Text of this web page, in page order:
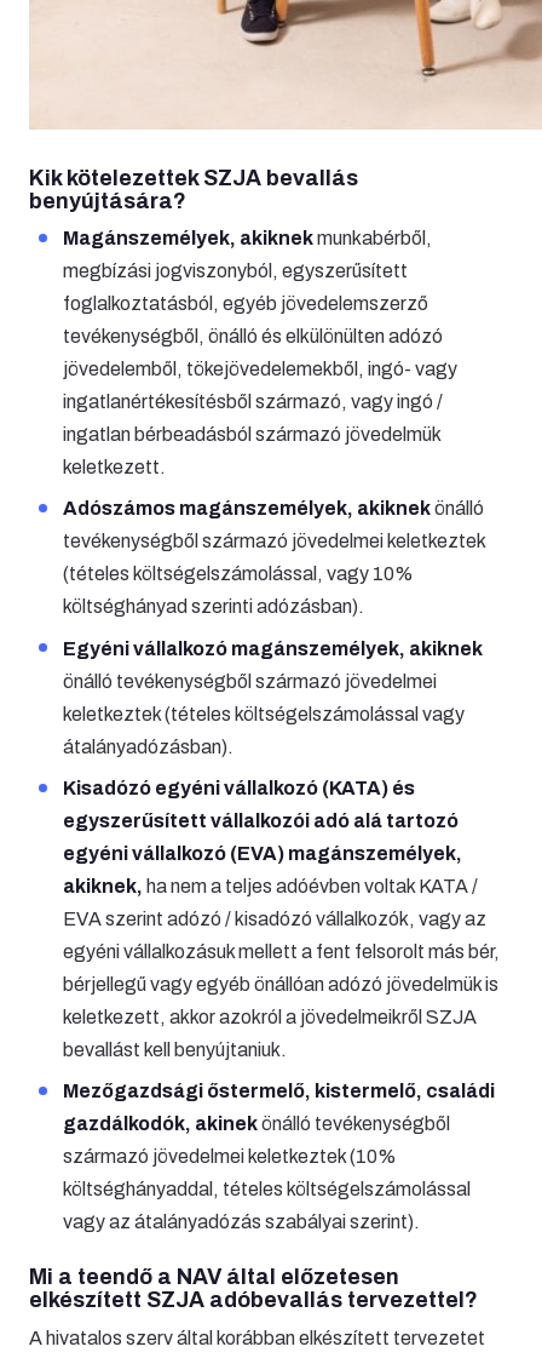
Kik kötelezettek SZJA bevallás
benyújtására?
Magánszemélyek, akiknekmunkabérből,
megbízási jogviszonyból, egyszerűsített
foglalkoztatásból, egyéb jövedelemszerző
tevékenységből, önálló és elkülönülten adózó
jövedelemből, tökejövedelemekből, ingó- vagy
ingatlanértékesítésből származó, vagy ingó /
ingatlan bérbeadásból származó jövedelmük
keletkezett.
Adószámos magánszemélyek, akiknekönálló
tevékenységből származó jövedelmei keletkeztek
(tételes költségelszámolással, vagy 10%
költséghányad szerinti adózásban).
Egyéni vállalkozó magánszemélyek, akiknek
önálló tevékenységből származó jövedelmei
keletkeztek (tételes költségelszámolással vagy
átalányadózásban).
Kisadózó egyéni vállalkozó (KATA) és
egyszerűsített vállalkozói adó alá tartozó
egyéni vállalkozó (EVA) magánszemélyek,
akiknek, ha nem a teljes adóévben voltak KATA /
EVA szerint adózó / kisadózó vállalkozók, vagy az
egyéni vállalkozásuk mellett a fent felsorolt más bér,
bérjellegű vagy egyéb önállóan adózó jövedelmük is
keletkezett, akkor azokról a jövedelmeikről SZJA
bevallást kell benyújtaniuk.
Mezőgazdsági őstermelő, kistermelő, családi
gazdálkodók, akinekönálló tevékenységből
származó jövedelmei keletkeztek (10%
költséghányaddal, tételes költségelszámolással
vagy az átalányadózás szabályai szerint).
Mi a teendő a NAV által előzetesen
elkészített SZJA adóbevallás tervezettel?
A hivatalos szerv által korábban elkészített tervezetet